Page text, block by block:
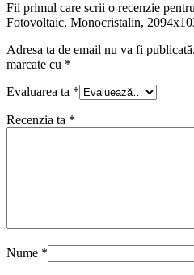
Fii primul care scrii o recenzie
Fotovoltaic, Monocristalin,
Adresa ta de email nu va fi publicată.
marcate cu *
Evaluarea ta *
Recenzia ta *
Nume *